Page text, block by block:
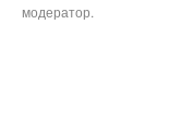
модератор.